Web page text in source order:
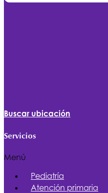
Buscar ubicación
Servicios
Menú
Pediatría
Atención primaria